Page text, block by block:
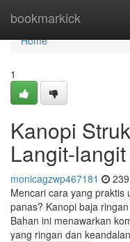
bookmarkick
Home
Home
1
Kanopi
Langit-
monicagzwp467181
Mencari cara yang praktis
panas? Kanopi baja
Bahan ini menawarkan
yang ringan dan